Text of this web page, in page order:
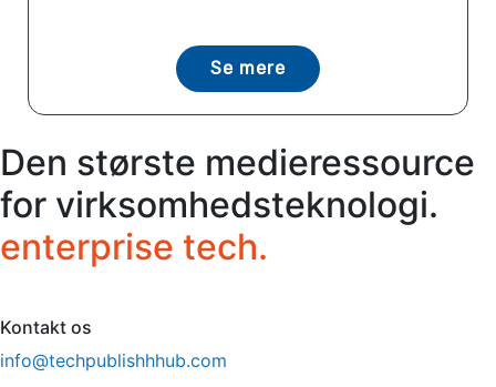
Se mere
Den største medieressource
for virksomhedsteknologi.
enterprise tech.
Kontakt os
info@techpublishhhub.com